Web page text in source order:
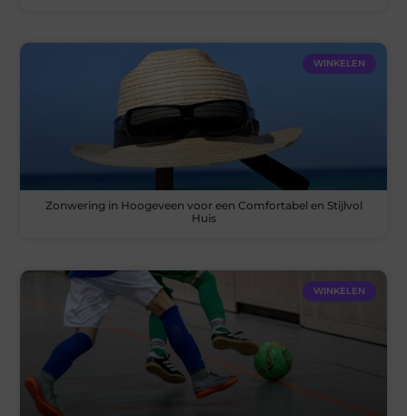
WINKELEN
Zonwering in Hoogeveen voor een Comfortabel en Stijlvol
Huis
WINKELEN